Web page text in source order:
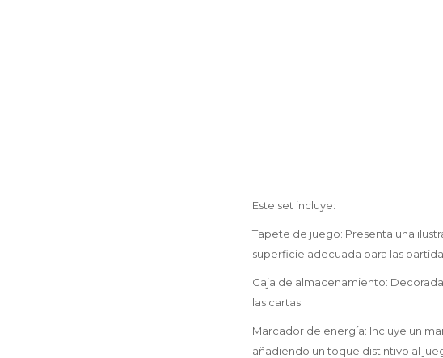
Este set incluye:
Tapete de juego: Presenta una
superficie adecuada para las
Caja de almacenamiento:
las cartas.
Marcador de energía: Incluye un
añadiendo un toque distintivo al